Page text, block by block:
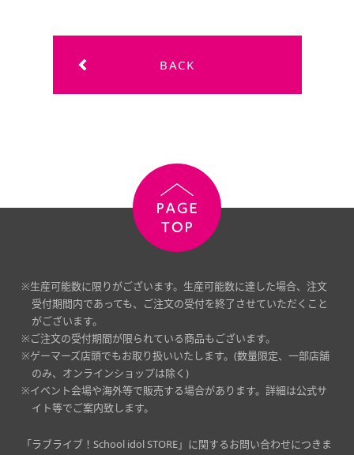
※生産可能数に限りがございます。生産可能数に達した場合、注文
受付期間内であっても、ご注文の受付を終了させていただくこと
がございます。
※ご注文の受付期間が限られている商品もございます。
※ゲーマーズ店頭でもお取り扱いいたします。(数量限定、一部店舗
のみ、オンラインショップは除く)
※イベント会場や海外等で販売する場合があります。詳細は公式サ
イト等でご案内致します。
「ラブライブ！School idol STORE」に関するお問い合わせにつきま